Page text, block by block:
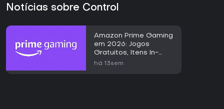
Notícias sobre Control
Amazon Prime Gaming
em 2026: Jogos
Gratuitos, Itens In-
Game e Guia de
há 13sem